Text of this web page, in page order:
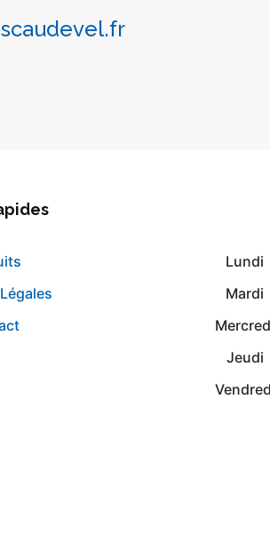
Lundi
Mardi
Jeudi